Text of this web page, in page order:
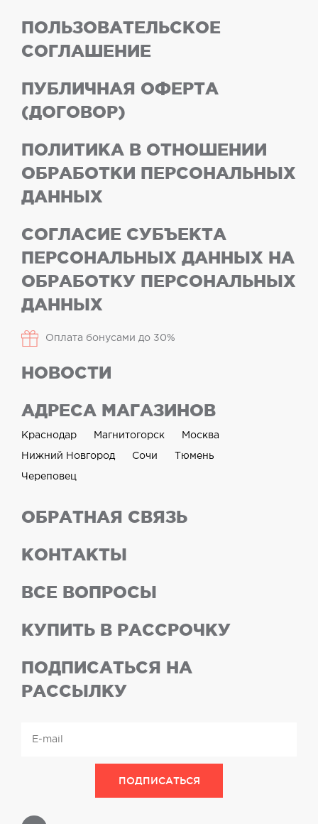
ПОЛЬЗОВАТЕЛЬСКОЕ
СОГЛАШЕНИЕ
ПУБЛИЧНАЯ ОФЕРТА
(ДОГОВОР)
ПОЛИТИКА В ОТНОШЕНИИ
ОБРАБОТКИ ПЕРСОНАЛЬНЫХ
ДАННЫХ
СОГЛАСИЕ СУБЪЕКТА
ПЕРСОНАЛЬНЫХ ДАННЫХ НА
ОБРАБОТКУ ПЕРСОНАЛЬНЫХ
ДАННЫХ
Оплата бонусами до 30%
НОВОСТИ
АДРЕСА МАГАЗИНОВ
Краснодар Магнитогорск Москва
Нижний Новгород Сочи Тюмень
Череповец
ОБРАТНАЯ СВЯЗЬ
КОНТАКТЫ
ВСЕ ВОПРОСЫ
КУПИТЬ В РАССРОЧКУ
ПОДПИСАТЬСЯ НА
РАССЫЛКУ